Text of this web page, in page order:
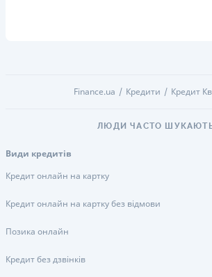
Finance.ua Кредити Кредит
ЛЮДИ ЧАСТО
Види кредитів
Кредит онлайн на картку
Кредит онлайн на картку без відмови
Позика онлайн
Кредит без дзвінків